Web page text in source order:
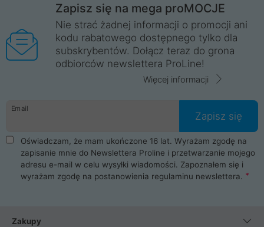
Zapisz się na mega proMOCJE
Nie strać żadnej informacji o promocji ani
kodu rabatowego dostępnego tylko dla
subskrybentów. Dołącz teraz do grona
odbiorców newslettera ProLine!
Więcej informacji
Email
Zapisz się
Oświadczam, że mam ukończone 16 lat. Wyrażam zgodę na
zapisanie mnie do Newslettera Proline i przetwarzanie mojego
adresu e-mail w celu wysyłki wiadomości. Zapoznałem się i
wyrażam zgodę na postanowienia regulaminu newslettera.
Zakupy